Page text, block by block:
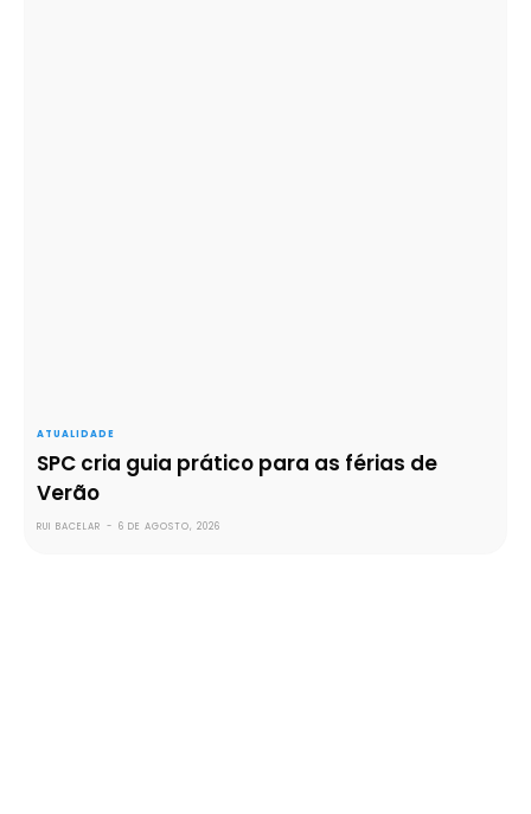
ATUALIDADE
SPC cria guia prático para as férias de
Verão
RUI BACELAR - 6 DE AGOSTO, 2026